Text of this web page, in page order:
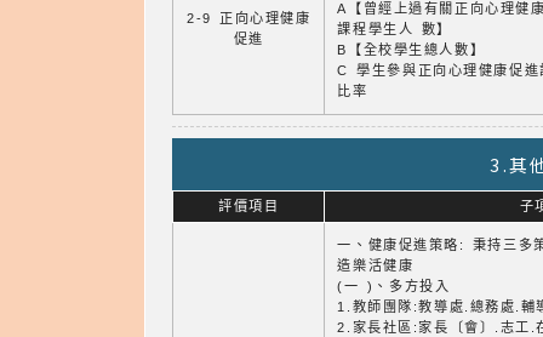
2-9 正向心理健康
促進
A【曾經上過有關正向心理健
課程學生人 數】
B【全校學生總人數】
C 學生參與正向心理健康促進
比率
3.其
評價項目 子
一、健康促進策略: 秉持三多
造樂活健康
(一 )、多方投入
1.教師團隊:教導處.總務處.輔
2.家長社區:家長〔會〕.志工.